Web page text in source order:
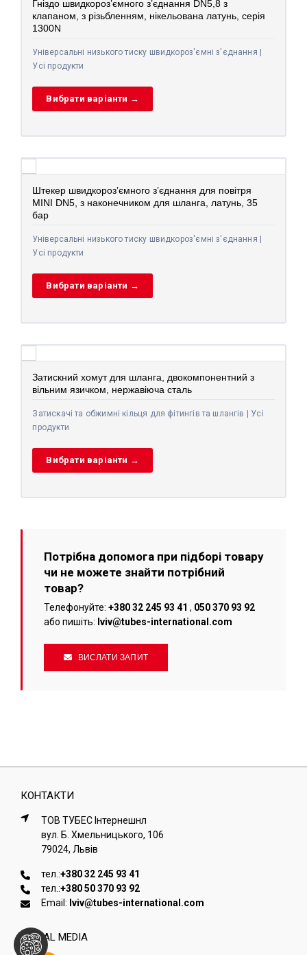
Гніздо швидкороз’ємного з’єднання DN5,8 з
клапаном, з різьбленням, нікельована латунь, серія
1300N
Універсальні низького тиску швидкороз'ємні з'єднання |
Усі продукти
Вибрати варіанти →
Штекер швидкороз’ємного з’єднання для повітря
MINI DN5, з наконечником для шланга, латунь, 35
бар
Універсальні низького тиску швидкороз'ємні з'єднання |
Усі продукти
Вибрати варіанти →
Затискний хомут для шланга, двокомпонентний з
вільним язичком, нержавіюча сталь
Затискачі та обжимні кільця для фітингів та шлангів | Усі
продукти
Вибрати варіанти →
Потрібна допомога при підборі товару
чи не можете знайти потрібний
товар?
Телефонуйте: +380 32 245 93 41 , 050 370 93 92
або пишіть: lviv@tubes-international.com
ВИСЛАТИ ЗАПИТ
КОНТАКТИ
ТОВ ТУБЕС Iнтернешнл
вул. Б. Хмельницького, 106
79024, Львiв
тел.:+380 32 245 93 41
тел.:+380 50 370 93 92
Email: lviv@tubes-international.com
SOCIAL MEDIA